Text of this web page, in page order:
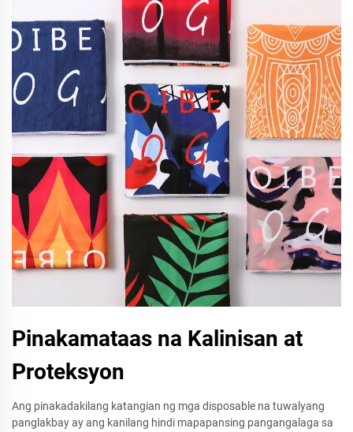
Pinakamataas na Kalinisan at
Proteksyon
Ang pinakadakilang katangian ng mga disposable na tuwalyang
panglakbay ay ang kanilang hindi mapapansing pangangalaga sa